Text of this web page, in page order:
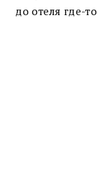
до отеля где-